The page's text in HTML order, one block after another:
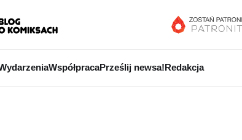
WspółpracaPrześlij newsa!Redakcja